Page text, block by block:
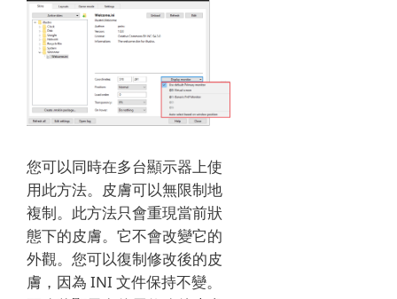
您可以同時在多台顯示器上使
用此方法。 皮膚可以無限制地
複制。 此方法只會重現當前狀
態下的皮膚。 它不會改變它的
外觀。 您可以復制修改後的皮
膚，因為 INI 文件保持不變。